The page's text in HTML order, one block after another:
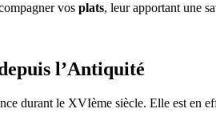
vos plats, leur apportant une
l’Antiquité
durant le XVIème siècle. Elle est en